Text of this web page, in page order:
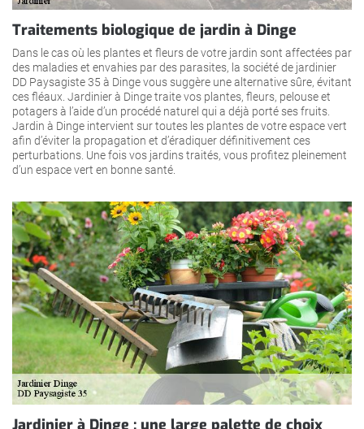
Traitements biologique de jardin à Dinge
Dans le cas où les plantes et fleurs de votre jardin sont affectées par
des maladies et envahies par des parasites, la société de jardinier
DD Paysagiste 35 à Dinge vous suggère une alternative sûre, évitant
ces fléaux. Jardinier à Dinge traite vos plantes, fleurs, pelouse et
potagers à l’aide d’un procédé naturel qui a déjà porté ses fruits.
Jardin à Dinge intervient sur toutes les plantes de votre espace vert
afin d’éviter la propagation et d’éradiquer définitivement ces
perturbations. Une fois vos jardins traités, vous profitez pleinement
d’un espace vert en bonne santé.
Jardinier à Dinge : une large palette de choix